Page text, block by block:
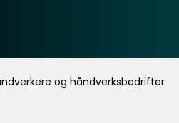
og håndverksbedrifter